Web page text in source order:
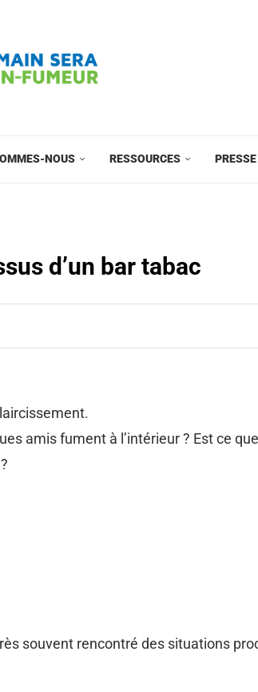
NOUS RESSOURCES PRESSE
d’un bar tabac
amis fument à l’intérieur ? Est ce
souvent rencontré des situations